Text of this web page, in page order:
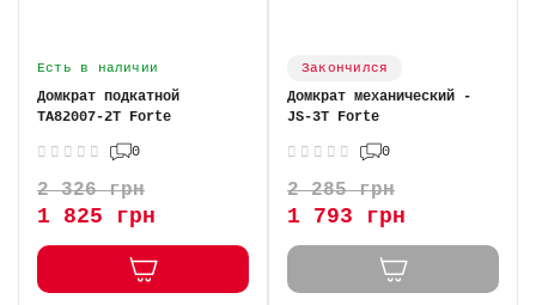
Есть в наличии
Домкрат подкатной
TA82007-2T Forte
0
2 326 грн
1 825 грн
Закончился
Домкрат механический -
JS-3T Forte
0
2 285 грн
1 793 грн